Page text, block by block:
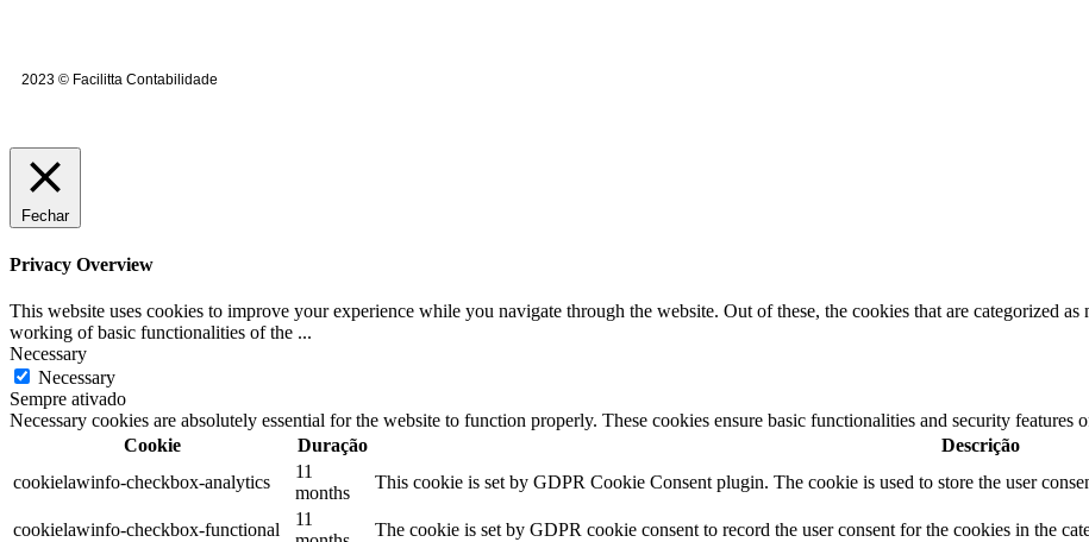
2023 © Facilitta Contabilidade
Fechar
Privacy Overview
This website uses cookies to improve your experience while you navigate through the website. Out of these, the cookies that are categorized as
working of basic functionalities of the ...
Necessary
Necessary
Sempre ativado
Necessary cookies are absolutely essential for the website to function properly. These cookies ensure basic functionalities and security features
Cookie
Duração
Descrição
cookielawinfo-checkbox-analytics
11
months
This cookie is set by GDPR Cookie Consent plugin. The cookie is used to store the user
cookielawinfo-checkbox-functional
11
The cookie is set by GDPR cookie consent to record the user consent for the cookies in the